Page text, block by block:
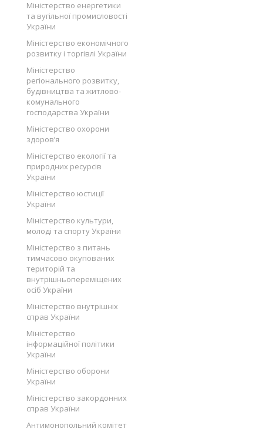
Міністерство енергетики
та вугільної промисловості
України
Міністерство економічного
розвитку і торгівлі України
Міністерство
регіонального розвитку,
будівництва та житлово-
комунального
господарства України
Міністерство охорони
здоров’я
Міністерство екології та
природних ресурсів
України
Міністерство юстиції
України
Міністерство культури,
молоді та спорту України
Міністерство з питань
тимчасово окупованих
територій та
внутрішньопереміщених
осіб України
Міністерство внутрішніх
справ України
Міністерство
інформаційної політики
України
Міністерство оборони
України
Міністерство закордонних
справ України
Антимонопольний комітет